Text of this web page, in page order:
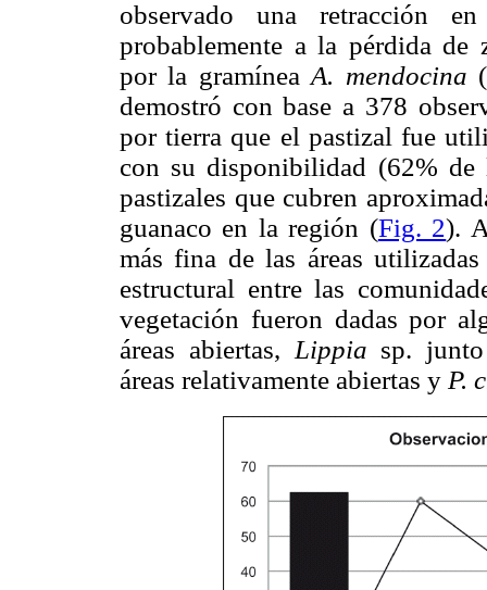
observado una retracción
probablemente a la pérdida de
por la gramíneaA. mendocina
demostró con base a 378
por tierra que el pastizal fue
con su disponibilidad (62% de
pastizales que cubren
guanaco en la región (Fig. 2).
más fina de las áreas
estructural entre las
vegetación fueron dadas por
áreas abiertas,Lippia sp.
áreas relativamente abiertas y P.